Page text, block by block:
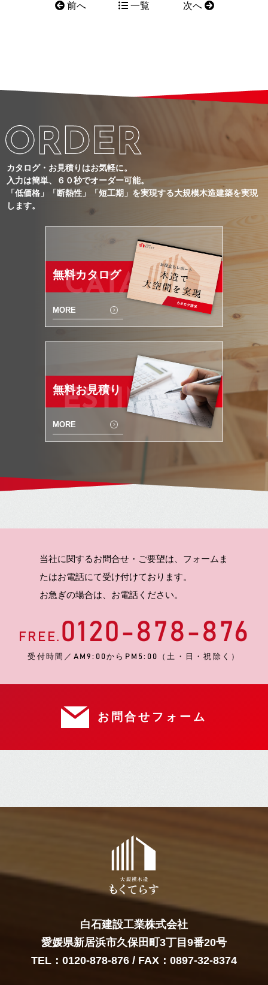
前へ 一覧 次へ
カタログ・お見積りはお気軽に。
入力は簡単、６０秒でオーダー可能。
「低価格」「断熱性」「短工期」を実現する大規模木造建築を実現
します。
CATALOG
無料カタログ
MORE
ESTIMATE
無料お見積り
MORE
当社に関するお問合せ・ご要望は、フォームま
たはお電話にて受け付けております。
お急ぎの場合は、お電話ください。
FREE. 0120-878-876
受付時間／AM9:00からPM5:00（土・日・祝除く）
お問合せフォーム
白石建設工業株式会社
愛媛県新居浜市久保田町3丁目9番20号
TEL： 0120-878-876 / FAX：0897-32-8374